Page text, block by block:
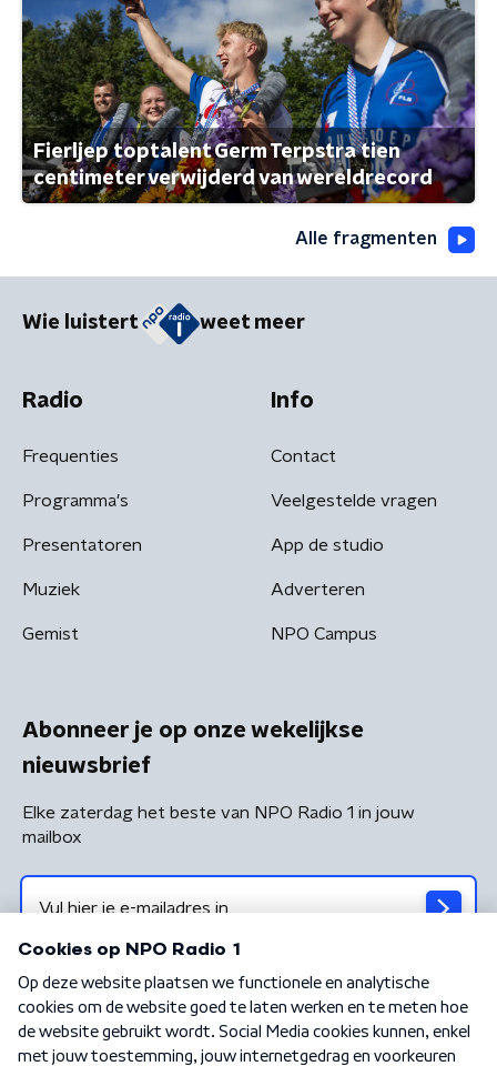
Fierljep toptalent Germ Terpstra tien
centimeter verwijderd van wereldrecord
Alle fragmenten
Wie luistert weet meer
Radio
Frequenties
Programma's
Presentatoren
Muziek
Gemist
Info
Contact
Veelgestelde vragen
App de studio
Adverteren
NPO Campus
Abonneer je op onze wekelijkse
nieuwsbrief
Elke zaterdag het beste van NPO Radio 1 in jouw
mailbox
Algemene voorwaarden